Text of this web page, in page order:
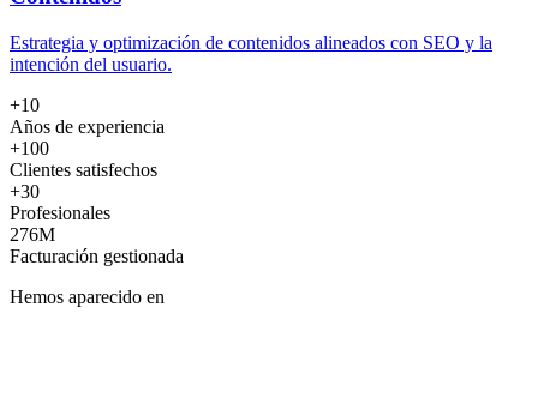
Estrategia y optimización de contenidos alineados con SEO y la
intención del usuario.
+10
Años de experiencia
+100
Clientes satisfechos
+30
Profesionales
276M
Facturación gestionada
Hemos aparecido en